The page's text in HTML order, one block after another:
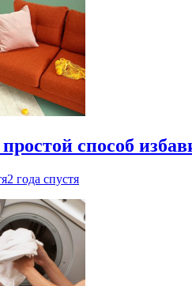
способ
2 года спустя